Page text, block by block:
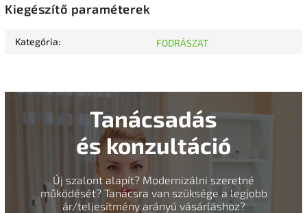
Kiegészítő paraméterek
Kategória: FODRÁSZAT
Tanácsadás
és konzultáció
Új szalont alapít? Modernizálni szeretné
működését? Tanácsra van szüksége a legjobb
ár/teljesítmény arányú vásárláshoz?